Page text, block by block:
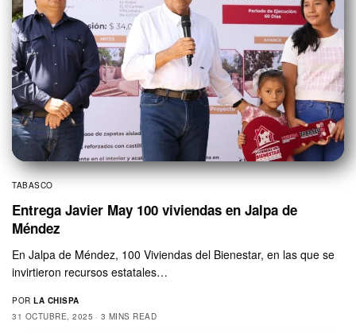
TABASCO
Entrega Javier May 100 viviendas en Jalpa de
Méndez
En Jalpa de Méndez, 100 Viviendas del Bienestar, en las que se
invirtieron recursos estatales…
POR LA CHISPA
31 OCTUBRE, 2025
3 MINS READ